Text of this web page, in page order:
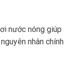
nước nóng giúp
nhân chính